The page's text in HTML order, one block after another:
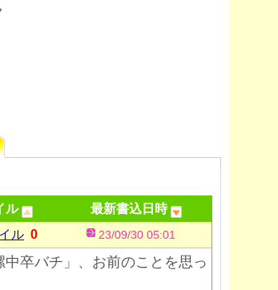
ル
最新書込日時
ル 0 23/09/30 05:01
卒バチ」、お前のことを思っ